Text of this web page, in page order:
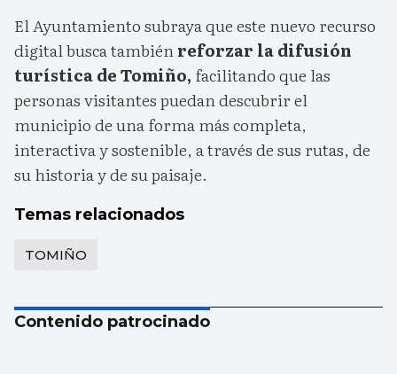
El Ayuntamiento subraya que este nuevo recurso
digital busca tambiénreforzar la difusión
turística de Tomiño, facilitando que las
personas visitantes puedan descubrir el
municipio de una forma más completa,
interactiva y sostenible, a través de sus rutas, de
su historia y de su paisaje.
Temas relacionados
TOMIÑO
Contenido patrocinado